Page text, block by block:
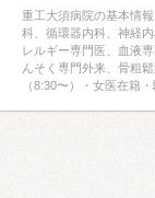
重工大須病院の基本情
科、循環器内科、神経
レルギー専門医、血液
んそく専門外来、骨粗
（8:30〜）・女医在籍・